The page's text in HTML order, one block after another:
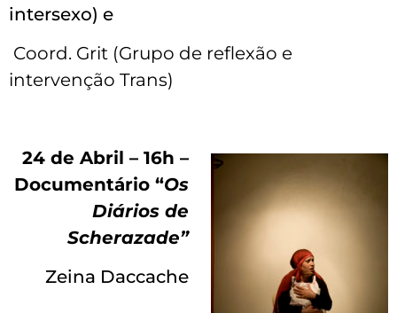
intersexo) e
Coord. Grit (Grupo de reflexão e
intervenção Trans)
24 de Abril – 16h –
Documentário “Os
Diários de
Scherazade”
Zeina Daccache